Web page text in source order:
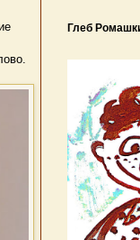
Глеб